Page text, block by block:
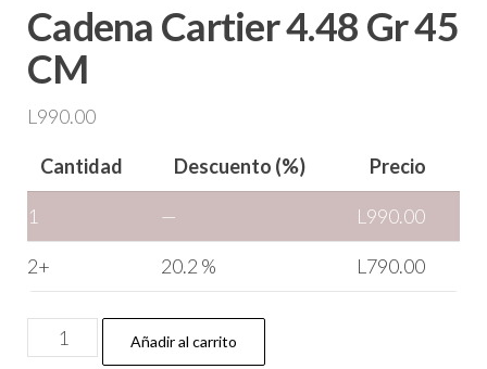
Cadena Cartier 4.48 Gr 45
CM
L 990.00
Cantidad Descuento (%) Precio
1 — L 990.00
2+ 20.2 % L 790.00
Añadir al carrito